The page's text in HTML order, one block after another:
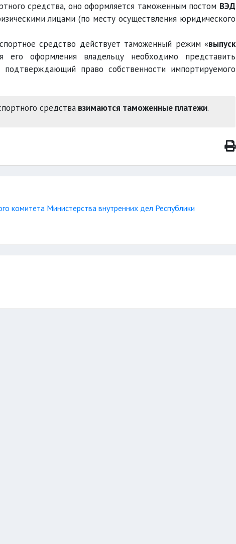
средства, оно оформляется таможенным постом ВЭД
лицами (по месту осуществления юридического
средство действует таможенный режим «выпуск
его оформления владельцу необходимо представить
право собственности импортируемого
средства взимаются таможенные платежи.
комитета Министерства внутренних дел Республики